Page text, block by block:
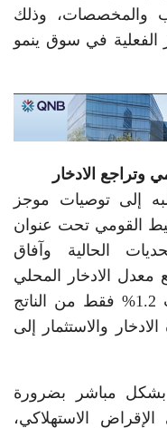
والمخصصات، وذلك
الفعلية في سوق ينمو
وتراجع الادخار
إلى توصيات موجز
القومي تحت عنوان
الحالية وآفاق
معدل الادخار المحلي
إلى مستويات متدنية تاريخيًا بلغت 1.2% فقط من الناتج
والاستثمار إلى
مباشر بضرورة
الاستهلاكي،